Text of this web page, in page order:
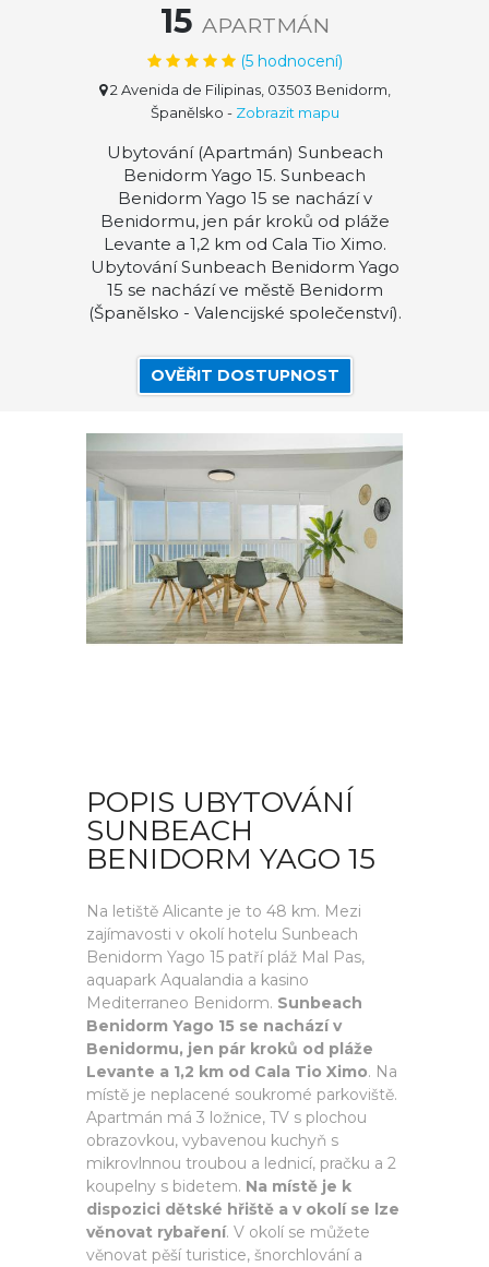
15 APARTMÁN
(5hodnocení)
2 Avenida de Filipinas, 03503 Benidorm,
Španělsko - Zobrazit mapu
Ubytování (Apartmán) Sunbeach
Benidorm Yago 15. Sunbeach
Benidorm Yago 15 se nachází v
Benidormu, jen pár kroků od pláže
Levante a 1,2 km od Cala Tio Ximo.
Ubytování Sunbeach Benidorm Yago
15 se nachází ve městě Benidorm
(Španělsko - Valencijské společenství).
OVĚŘIT DOSTUPNOST
POPIS UBYTOVÁNÍ
SUNBEACH
BENIDORM YAGO 15
Na letiště Alicante je to 48 km. Mezi
zajímavosti v okolí hotelu Sunbeach
Benidorm Yago 15 patří pláž Mal Pas,
aquapark Aqualandia a kasino
Mediterraneo Benidorm. Sunbeach
Benidorm Yago 15 se nachází v
Benidormu, jen pár kroků od pláže
Levante a 1,2 km od Cala Tio Ximo. Na
místě je neplacené soukromé parkoviště.
Apartmán má 3 ložnice, TV s plochou
obrazovkou, vybavenou kuchyň s
mikrovlnnou troubou a lednicí, pračku a 2
koupelny s bidetem. Na místě je k
dispozici dětské hřiště a v okolí se lze
věnovat rybaření. V okolí se můžete
věnovat pěší turistice, šnorchlování a